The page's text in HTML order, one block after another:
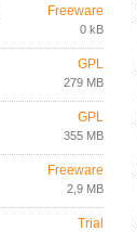
Freeware
0 kB
GPL
279 MB
GPL
355 MB
Freeware
2,9 MB
Trial